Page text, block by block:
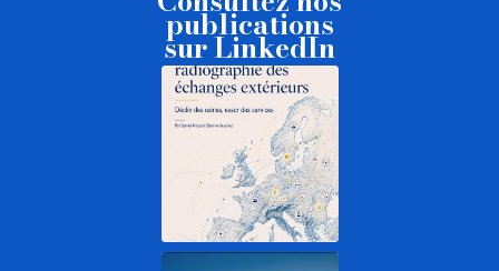
publications
sur LinkedIn